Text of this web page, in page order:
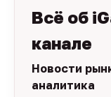
Всё об
канале
Новости
аналитика